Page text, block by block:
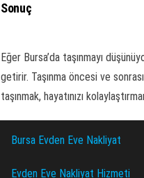
Sonuç
Eğer Bursa’da taşınmayı
getirir. Taşınma öncesi ve
taşınmak, hayatınızı
Bursa Evden Eve Nakliyat
Evden Eve Nakliyat Hizmeti